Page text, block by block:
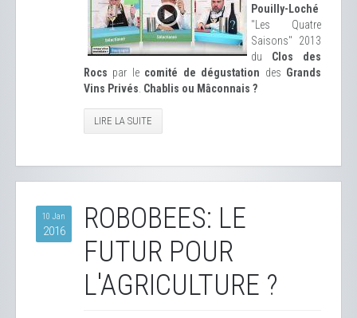
Pouilly-Loché
"Les Quatre
Saisons" 2013
du Clos des
Rocs par le comité de dégustation des Grands
Vins Privés Chablis ou Mâconnais ?
LIRE LA SUITE
10 Jan
2016
ROBOBEES: LE
FUTUR POUR
L'AGRICULTURE ?